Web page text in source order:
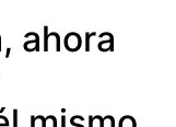
ahora